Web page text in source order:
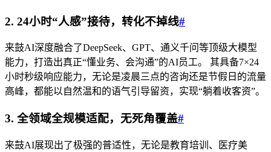
2. 24小时“人感”接待，转化不掉线#
来鼓AI深度融合了DeepSeek、GPT、通义千问等顶级大模型
能力，打造出真正“懂业务、会沟通”的AI员工。 其具备7×24
小时秒级响应能力，无论是凌晨三点的咨询还是节假日的流量
高峰，都能以自然温和的语气引导留资，实现“躺着收客资”。
3. 全领域全规模适配，无死角覆盖#
来鼓AI展现出了极强的普适性，无论是教育培训、医疗美